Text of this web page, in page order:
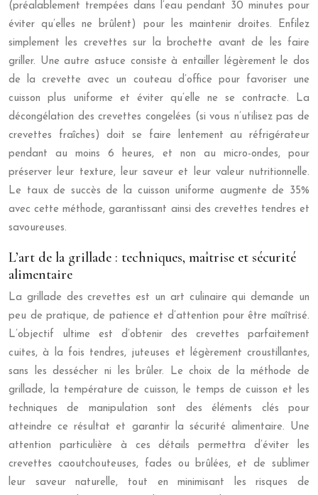
(préalablement trempées dans l’eau pendant 30 minutes pour
éviter qu’elles ne brûlent) pour les maintenir droites. Enfilez
simplement les crevettes sur la brochette avant de les faire
griller. Une autre astuce consiste à entailler légèrement le dos
de la crevette avec un couteau d’office pour favoriser une
cuisson plus uniforme et éviter qu’elle ne se contracte. La
décongélation des crevettes congelées (si vous n’utilisez pas de
crevettes fraîches) doit se faire lentement au réfrigérateur
pendant au moins 6 heures, et non au micro-ondes, pour
préserver leur texture, leur saveur et leur valeur nutritionnelle.
Le taux de succès de la cuisson uniforme augmente de 35%
avec cette méthode, garantissant ainsi des crevettes tendres et
savoureuses.
L’art de la grillade : techniques, maîtrise et sécurité
alimentaire
La grillade des crevettes est un art culinaire qui demande un
peu de pratique, de patience et d’attention pour être maîtrisé.
L’objectif ultime est d’obtenir des crevettes parfaitement
cuites, à la fois tendres, juteuses et légèrement croustillantes,
sans les dessécher ni les brûler. Le choix de la méthode de
grillade, la température de cuisson, le temps de cuisson et les
techniques de manipulation sont des éléments clés pour
atteindre ce résultat et garantir la sécurité alimentaire. Une
attention particulière à ces détails permettra d’éviter les
crevettes caoutchouteuses, fades ou brûlées, et de sublimer
leur saveur naturelle, tout en minimisant les risques de